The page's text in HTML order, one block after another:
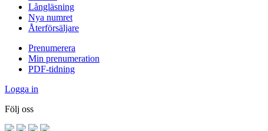
Långläsning
Nya numret
Återförsäljare
Prenumerera
Min prenumeration
PDF-tidning
Logga in
Följ oss